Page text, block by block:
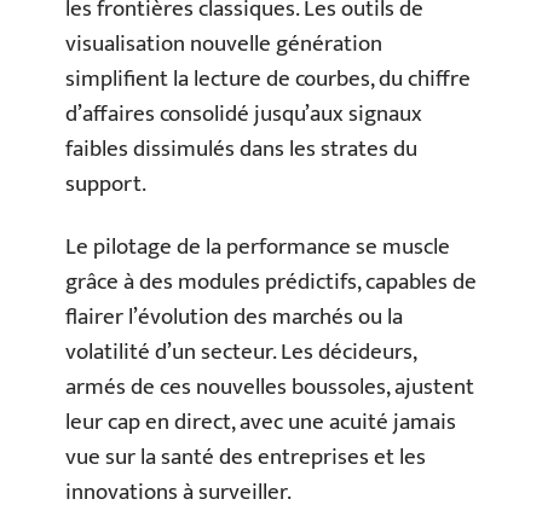
les frontières classiques. Les outils de
visualisation nouvelle génération
simplifient la lecture de courbes, du chiffre
d’affaires consolidé jusqu’aux signaux
faibles dissimulés dans les strates du
support.
Le pilotage de la performance se muscle
grâce à des modules prédictifs, capables de
flairer l’évolution des marchés ou la
volatilité d’un secteur. Les décideurs,
armés de ces nouvelles boussoles, ajustent
leur cap en direct, avec une acuité jamais
vue sur la santé des entreprises et les
innovations à surveiller.